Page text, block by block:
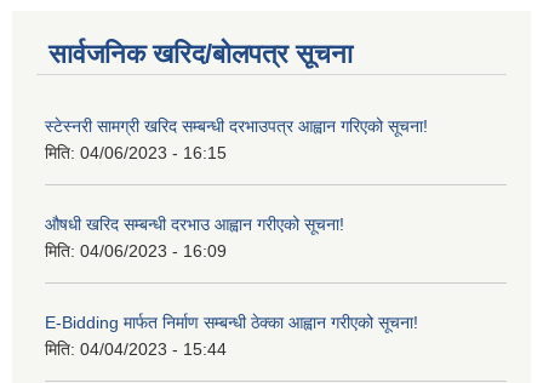
सार्वजनिक खरिद/बोलपत्र सूचना
स्टेस्नरी सामग्री खरिद सम्बन्धी दरभाउपत्र आह्वान गरिएको सूचना!
मिति: 04/06/2023 - 16:15
औषधी खरिद सम्बन्धी दरभाउ आह्वान गरीएको सूचना!
मिति: 04/06/2023 - 16:09
E-Bidding मार्फत निर्माण सम्बन्धी ठेक्का आह्वान गरीएको सूचना!
मिति: 04/04/2023 - 15:44